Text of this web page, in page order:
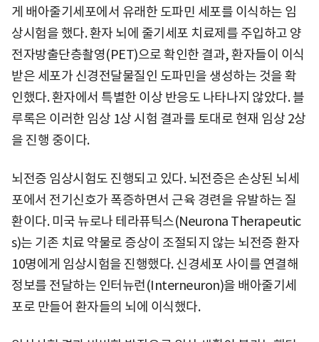
게 배아줄기세포에서 유래한 도파민 세포를 이식하는 임
상시험을 했다. 환자 뇌에 줄기세포 치료제를 주입하고 양
전자방출단층촬영(PET)으로 확인한 결과, 환자들이 이식
받은 세포가 신경전달물질인 도파민을 생성하는 것을 확
인했다. 환자에서 특별한 이상 반응도 나타나지 않았다. 블
루록은 이러한 임상 1상 시험 결과를 토대로 현재 임상 2상
을 진행 중이다.
뇌전증 임상시험도 진행되고 있다. 뇌전증은 손상된 뇌세
포에서 전기신호가 폭증하면서 근육 경련을 유발하는 질
환이다. 미국 뉴로나 테라퓨틱스(Neurona Therapeutic
s)는 기존 치료 약물로 증상이 조절되지 않는 뇌전증 환자
10명에게 임상시험을 진행했다. 신경세포 사이를 연결해
정보를 전달하는 인터뉴런(Interneuron)을 배아줄기세
포로 만들어 환자들의 뇌에 이식했다.